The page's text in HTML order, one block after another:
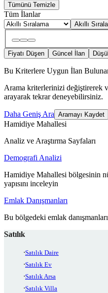
Tümünü Temizle
Tüm İlanlar
Akıllı
Fiyatı Düşen Güncel İlan
Bu Kriterlere Uygun İlan
Arama kriterlerinizi değiştirerek
arayarak tekrar deneyebilirsiniz.
Daha Geniş Ara Aramayı Kaydet
Hamidiye Mahallesi
Analiz ve Araştırma Sayfaları
Demografi Analizi
Hamidiye Mahallesi bölgesinin
yapısını inceleyin
Emlak Danışmanları
Bu bölgedeki emlak
Satılık
Satılık Daire
Satılık Ev
Satılık Arsa
Satılık Villa